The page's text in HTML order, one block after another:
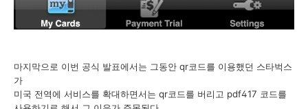
마지막으로 이번 공식 발표에서는 그동안 qr코드를 이용했던 스타벅스
가
미국 전역에 서비스를 확대하면서는 qr코드를 버리고 pdf417 코드를